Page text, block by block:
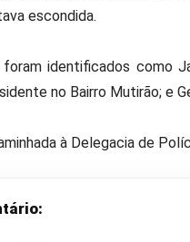
escondida.
identificados como
no Bairro Mutirão; e
à Delegacia de